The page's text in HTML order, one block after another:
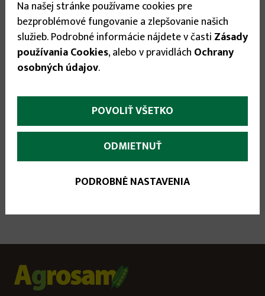
Stav tovaru: Na sklade
Expedícia do: 1-3 dní
4.99 €
Na našej stránke používame cookies pre
bezproblémové fungovanie a zlepšovanie našich
služieb. Podrobné informácie nájdete v časti Zásady
používania Cookies, alebo v pravidlách Ochrany
osobných údajov.
POVOLIŤ VŠETKO
ODMIETNUŤ
PODROBNÉ NASTAVENIA